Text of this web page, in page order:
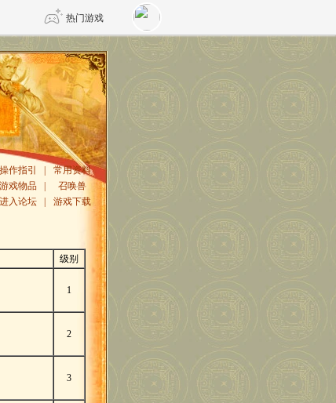
热门游戏
DNF 传奇4
剑网3旗舰版 新天龙八部
诛仙世界 仙剑世界
操作指引
常用资料
游戏物品
召唤兽
进入论坛
游戏下载
级别
1
2
3